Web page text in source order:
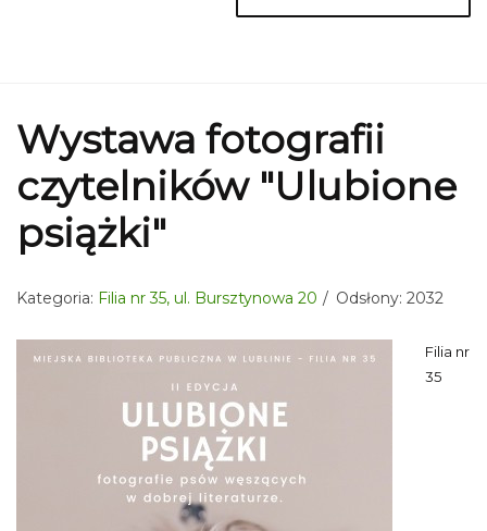
Wystawa fotografii
czytelników "Ulubione
psiążki"
Kategoria: Filia nr 35, ul. Bursztynowa 20 Odsłony: 2032
Filia nr
35